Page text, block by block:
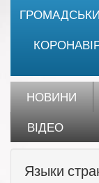
НОВИНИ
ВІДЕО
Языки